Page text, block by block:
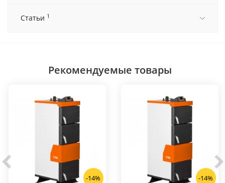
Статьи 1
Рекомендуемые товары
-14% -14%